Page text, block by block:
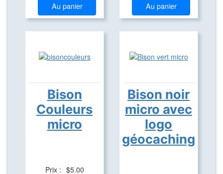
Au panier Au panier
Bison
Couleurs
micro
Prix : $5.00
Bison noir
micro avec
logo
géocaching